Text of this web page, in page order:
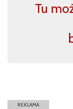
Tu
REKLAMA